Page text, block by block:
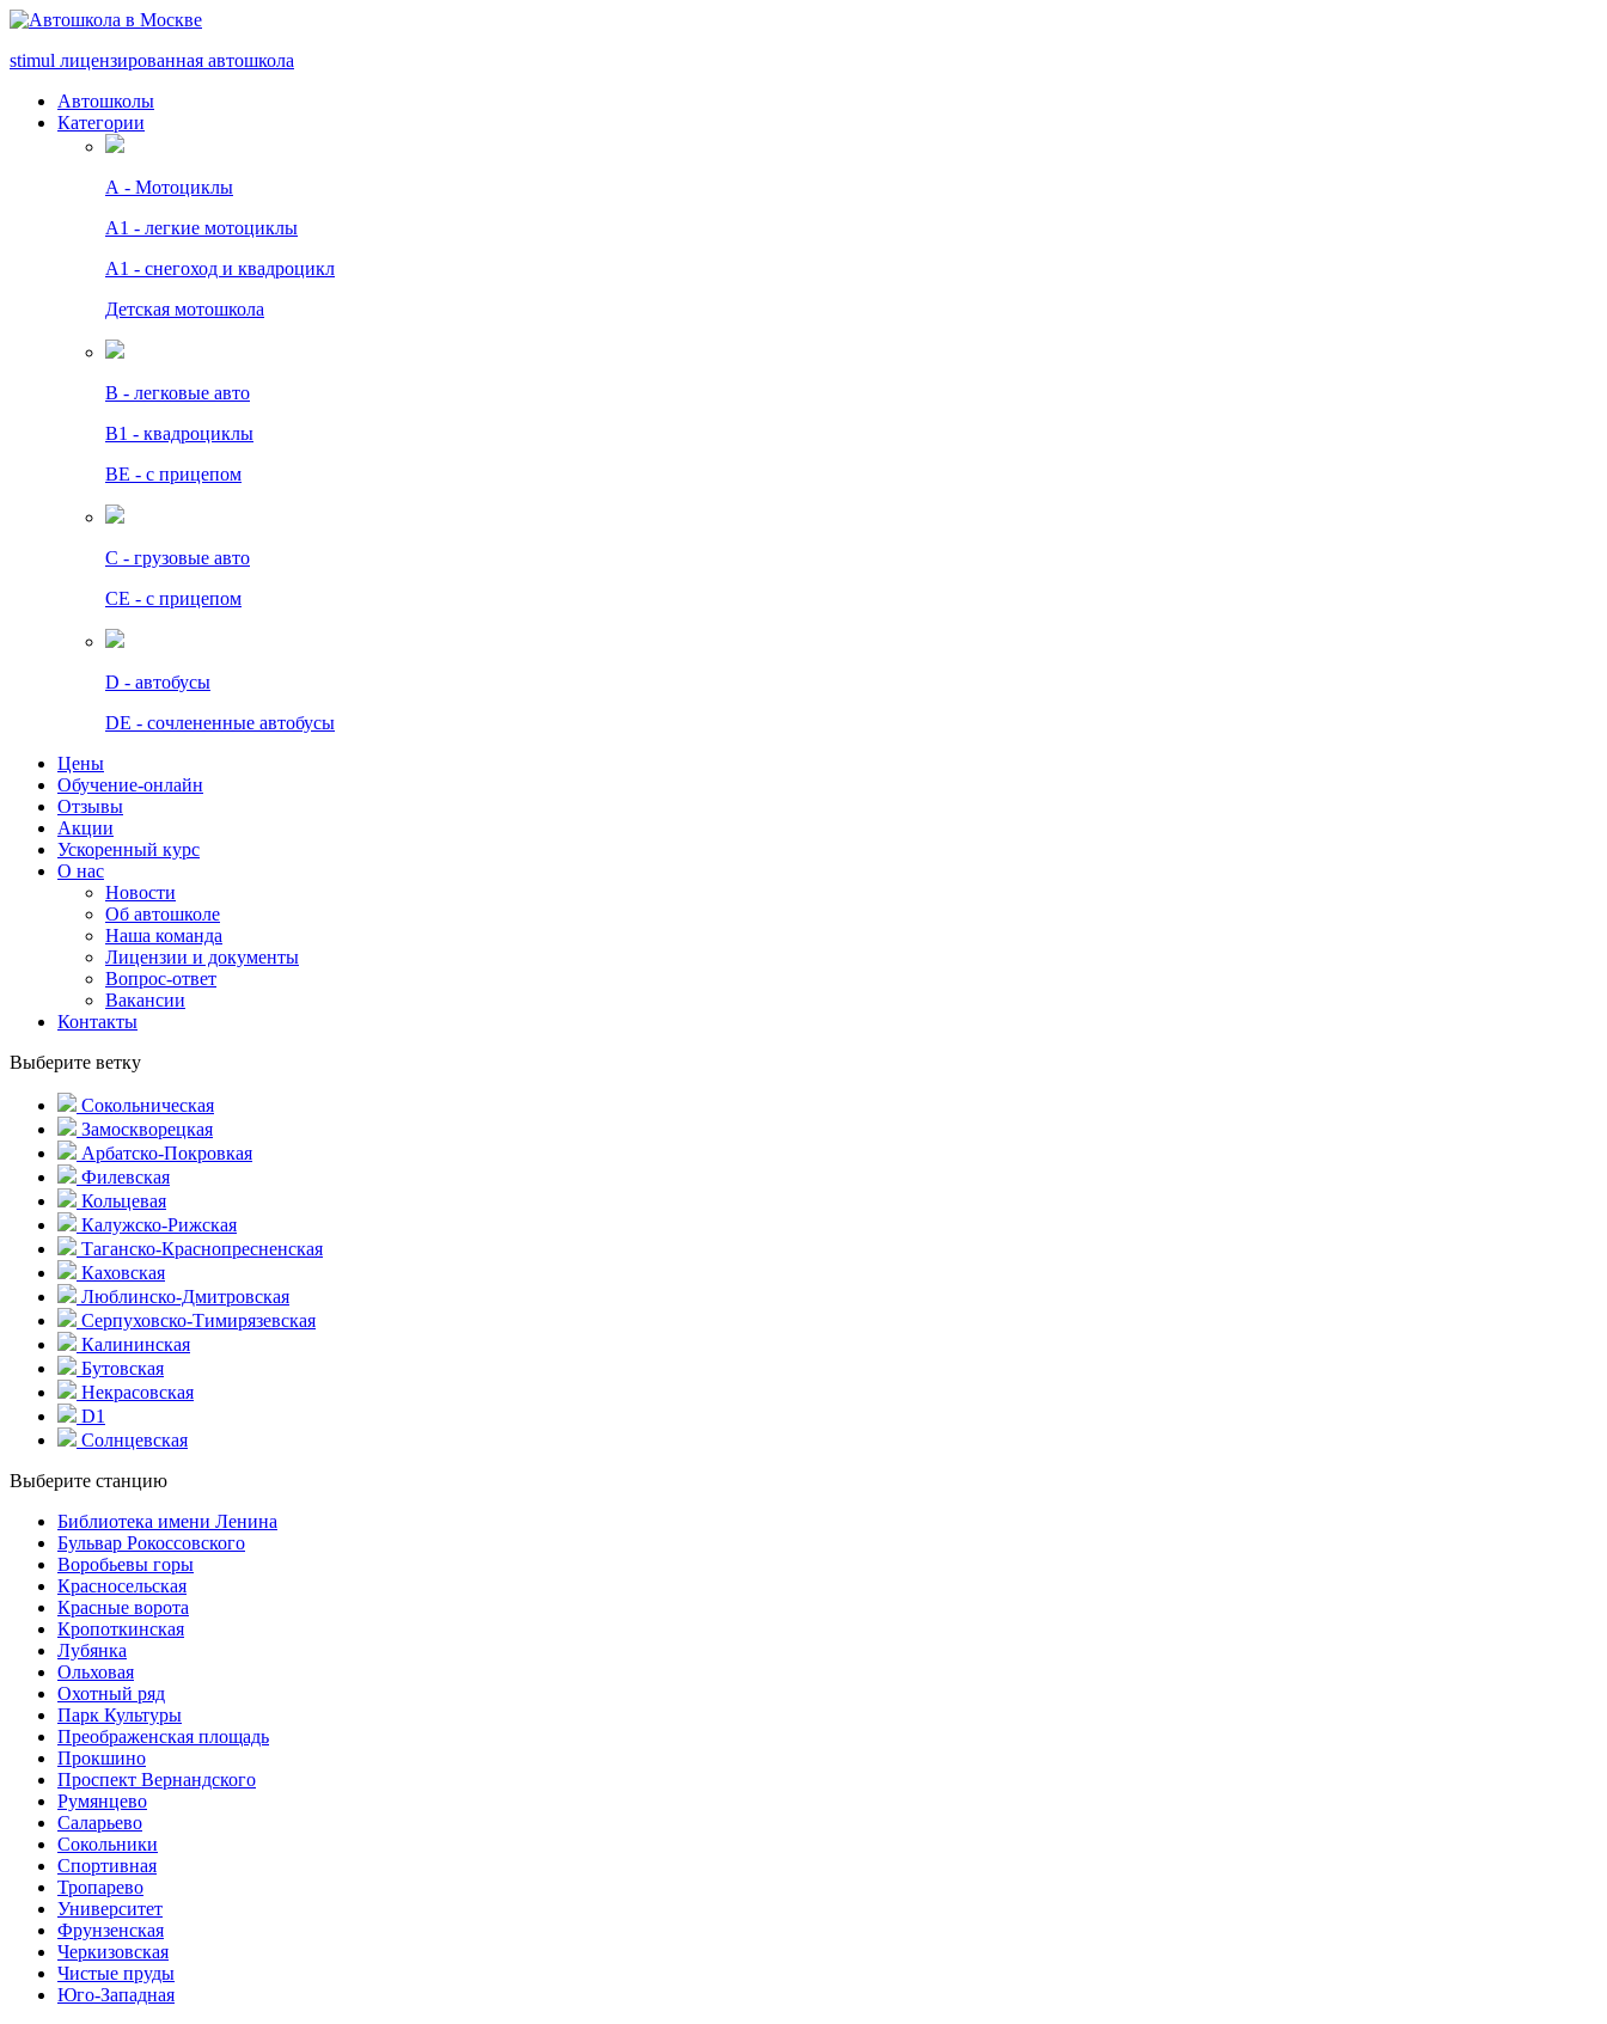
stimul лицензированная автошкола
Автошколы
Категории
А - Мотоциклы
A1 - легкие мотоциклы
A1 - снегоход и квадроцикл
Детская мотошкола
B - легковые авто
В1 - квадроциклы
BE - с прицепом
C - грузовые авто
СЕ - с прицепом
D - автобусы
DE - сочлененные автобусы
Цены
Обучение-онлайн
Отзывы
Акции
Ускоренный курс
О нас
Новости
Об автошколе
Наша команда
Лицензии и документы
Вопрос-ответ
Вакансии
Контакты
Выберите ветку
Сокольническая
Замоскворецкая
Арбатско-Покровкая
Филевская
Кольцевая
Калужско-Рижская
Таганско-Краснопресненская
Каховская
Люблинско-Дмитровская
Серпуховско-Тимирязевская
Калининская
Бутовская
Некрасовская
D1
Солнцевская
Выберите станцию
Библиотека имени Ленина
Бульвар Рокоссовского
Воробьевы горы
Красно­сельская
Красные ворота
Кропоткинс­кая
Лубянка
Ольховая
Охотный ряд
Парк Культуры
Преобра­женская площадь
Прокшино
Проспект Вернандского
Румянцево
Саларьево
Сокольники
Спортивная
Тропарево
Университет
Фрунзенская
Черкизовская
Чистые пруды
Юго-Западная